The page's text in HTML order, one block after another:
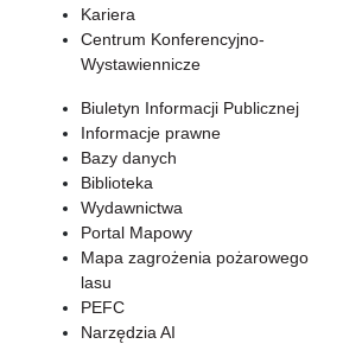
Kariera
Centrum Konferencyjno-
Wystawiennicze
Biuletyn Informacji Publicznej
Informacje prawne
Bazy danych
Biblioteka
Wydawnictwa
Portal Mapowy
Mapa zagrożenia pożarowego
lasu
PEFC
Narzędzia AI